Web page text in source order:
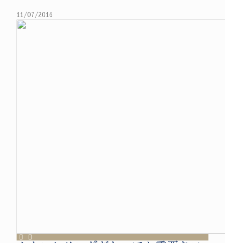
11/07/2016